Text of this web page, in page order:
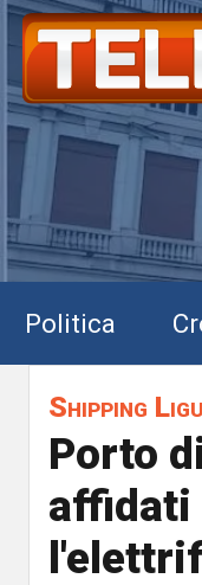
Politica
Shipping
Porto
affidati